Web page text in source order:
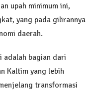
upah minimum ini,
yang pada gilirannya
daerah.
adalah bagian dari
Kaltim yang lebih
transformasi